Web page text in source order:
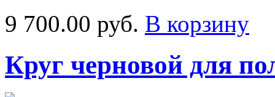
9 700.00 руб. В корзину
Круг черновой для